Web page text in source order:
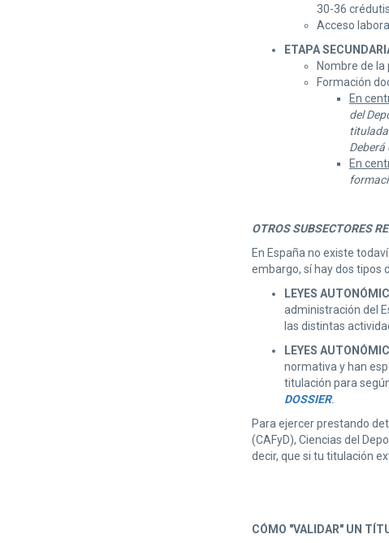
30-36
Acceso
ETAPA
Nombre de
Formación
En
del
En
OTROS SUBSECTORES
En España no existe
embargo, sí hay dos tipos
LEYES
administración del
las distintas
LEYES
normativa y han
titulación para
DOSSIER.
Para ejercer prestando
(CAFyD), Ciencias del
decir, que si tu titulación
CÓMO "VALIDAR" UN